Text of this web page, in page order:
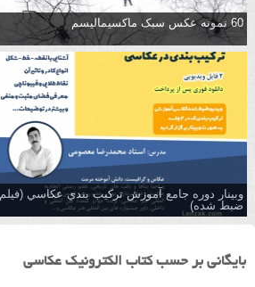
60 نمونه عکس سبک ماکسیمالیسم
وبینار دوره جامع آموزش تركيب بندي عكاسي (فیلم
ضبط شده)
بایگانی بر حسب کتاب الکترونیک عکاسی